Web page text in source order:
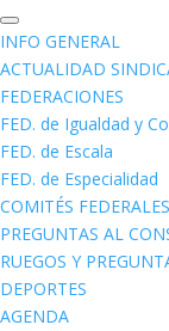
INFO GENERAL
ACTUALIDAD
FEDERACIONES
FED. de Igualdad y
FED. de Escala
FED. de Especialidad
COMITÉS
PREGUNTAS AL
RUEGOS Y
DEPORTES
AGENDA